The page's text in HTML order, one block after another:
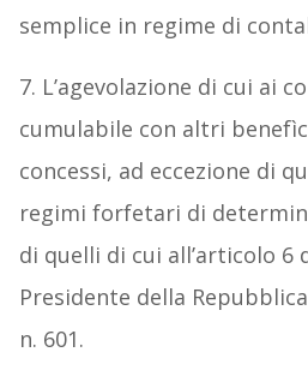
semplice in regime di
7. L’agevolazione di cui ai
cumulabile con altri
concessi, ad eccezione di
regimi forfetari di
di quelli di cui all’articolo 6
Presidente della
n. 601.